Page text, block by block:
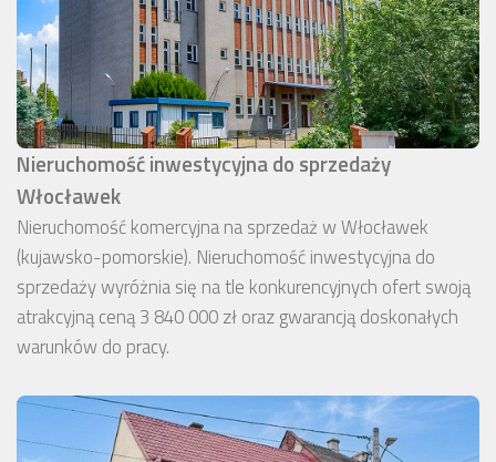
Nieruchomość inwestycyjna do sprzedaży
Włocławek
Nieruchomość komercyjna na sprzedaż w Włocławek
(kujawsko-pomorskie). Nieruchomość inwestycyjna do
sprzedaży wyróżnia się na tle konkurencyjnych ofert swoją
atrakcyjną ceną 3 840 000 zł oraz gwarancją doskonałych
warunków do pracy.